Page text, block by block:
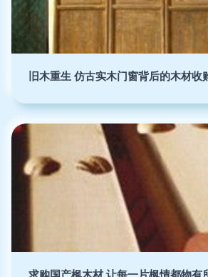
旧木重生 仿古实木门窗背后的木材收